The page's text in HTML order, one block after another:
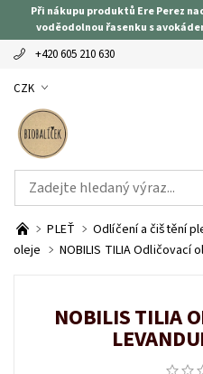
Při nákupu produktů Ere Perez
voděodolnou řasenku s
+420 605 210 630
CZK
PLEŤ Odlíčení a čištění
oleje
NOBILIS TILIA Odličovací
NOBILIS TILIA